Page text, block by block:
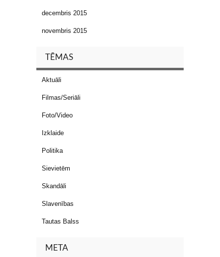
decembris 2015
novembris 2015
TĒMAS
Aktuāli
Filmas/Seriāli
Foto/Video
Izklaide
Politika
Sievietēm
Skandāli
Slavenības
Tautas Balss
META